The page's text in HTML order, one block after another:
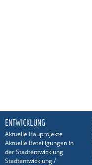
ENTWICKLUNG
Aktuelle Bauprojekte
Aktuelle Beteiligungen in
der Stadtentwicklung
Stadtentwicklung /